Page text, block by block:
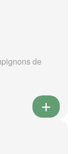
de